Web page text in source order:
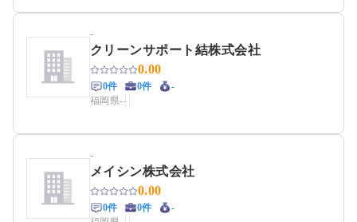
-
クリーンサポート結株式会社
0.00
0件 0件
-
福岡県--
-
メイシン株式会社
0.00
0件 0件
-